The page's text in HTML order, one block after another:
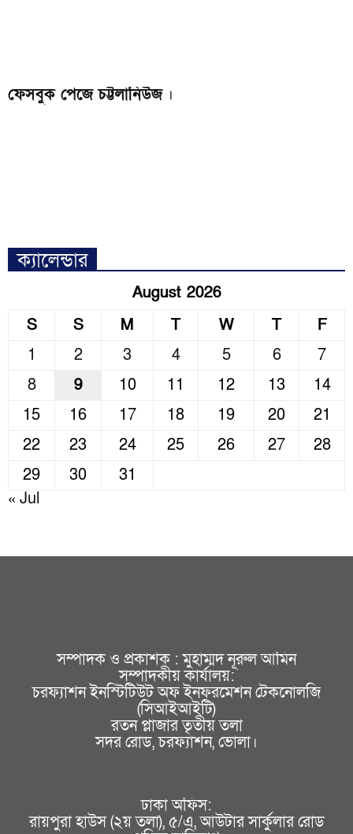
ফেসবুক পেজে চট্টলানিউজ ।
ক্যালেন্ডার
August 2026
S
S M T W T
F
1
2 3 4 5 6
7
8
9 10 11 12 13
14
15
16 17 18 19 20
21
22
23 24 25 26 27
28
29
30
31
« Jul
সম্পাদক ও প্রকাশক : মুহাম্মদ নূরুল আমিন
সম্পাদকীয় কার্যালয়:
চরফ্যাশন ইনস্টিটিউট অফ ইনফরমেশন টেকনোলজি
(সিআইআইটি)
রতন প্লাজার তৃতীয় তলা
সদর রোড, চরফ্যাশন, ভোলা।
ঢাকা অফিস:
রায়পুরা হাউস (২য় তলা), ৫/এ, আউটার সার্কুলার রোড